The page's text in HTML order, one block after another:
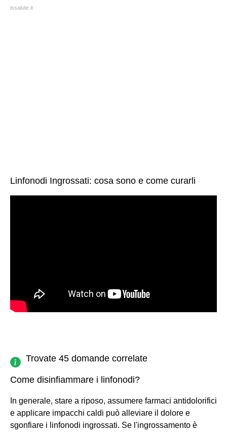
issalute.it
Linfonodi Ingrossati: cosa sono e come curarli
Trovate 45 domande correlate
Come disinfiammare i linfonodi?
In generale, stare a riposo, assumere farmaci antidolorifici
e applicare impacchi caldi può alleviare il dolore e
sgonfiare i linfonodi ingrossati. Se l'ingrossamento è